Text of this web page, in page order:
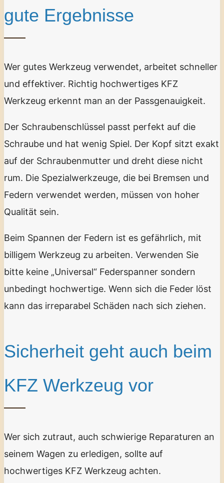
gute Ergebnisse
Wer gutes Werkzeug verwendet, arbeitet schneller
und effektiver. Richtig hochwertiges KFZ
Werkzeug erkennt man an der Passgenauigkeit.
Der Schraubenschlüssel passt perfekt auf die
Schraube und hat wenig Spiel. Der Kopf sitzt exakt
auf der Schraubenmutter und dreht diese nicht
rum. Die Spezialwerkzeuge, die bei Bremsen und
Federn verwendet werden, müssen von hoher
Qualität sein.
Beim Spannen der Federn ist es gefährlich, mit
billigem Werkzeug zu arbeiten. Verwenden Sie
bitte keine „Universal“ Federspanner sondern
unbedingt hochwertige. Wenn sich die Feder löst
kann das irreparabel Schäden nach sich ziehen.
Sicherheit geht auch beim
KFZ Werkzeug vor
Wer sich zutraut, auch schwierige Reparaturen an
seinem Wagen zu erledigen, sollte auf
hochwertiges KFZ Werkzeug achten.